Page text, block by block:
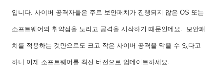
입니다. 사이버 공격자들은 주로 보안패치가 진행되지 않은 OS 또는
소프트웨어의 취약점을 노리고 공격을 시작하기 때문인데요. 보안패
치를 적용하는 것만으로도 크고 작은 사이버 공격을 막을 수 있다고
하니 이제 소프트웨어를 최신 버전으로 업데이트하세요.